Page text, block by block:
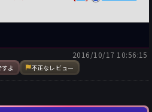
すよ 不正なレビュー
2016/10/17 10:56:15